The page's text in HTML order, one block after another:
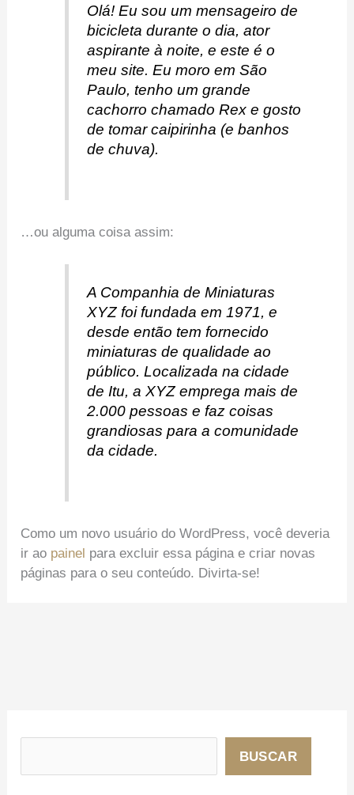
Olá! Eu sou um mensageiro de
bicicleta durante o dia, ator
aspirante à noite, e este é o
meu site. Eu moro em São
Paulo, tenho um grande
cachorro chamado Rex e gosto
de tomar caipirinha (e banhos
de chuva).
…ou alguma coisa assim:
A Companhia de Miniaturas
XYZ foi fundada em 1971, e
desde então tem fornecido
miniaturas de qualidade ao
público. Localizada na cidade
de Itu, a XYZ emprega mais de
2.000 pessoas e faz coisas
grandiosas para a comunidade
da cidade.
Como um novo usuário do WordPress, você deveria
ir ao painel para excluir essa página e criar novas
páginas para o seu conteúdo. Divirta-se!
s
BUSCAR